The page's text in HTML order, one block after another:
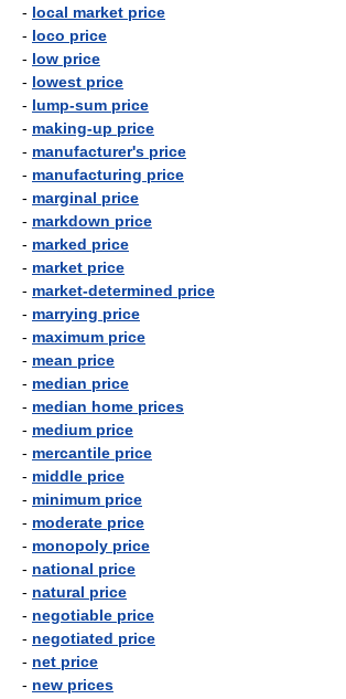
- local market price
- loco price
- low price
- lowest price
- lump-sum price
- making-up price
- manufacturer's price
- manufacturing price
- marginal price
- markdown price
- marked price
- market price
- market-determined price
- marrying price
- maximum price
- mean price
- median price
- median home prices
- medium price
- mercantile price
- middle price
- minimum price
- moderate price
- monopoly price
- national price
- natural price
- negotiable price
- negotiated price
- net price
- new prices